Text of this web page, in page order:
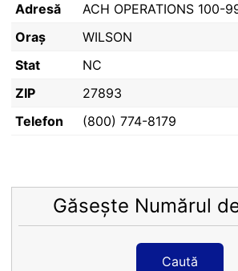
Adresă
ACH OPERATIONS 100-
Oraș
WILSON
Stat
NC
ZIP
27893
Telefon
(800) 774-8179
Găsește Numărul
Caută